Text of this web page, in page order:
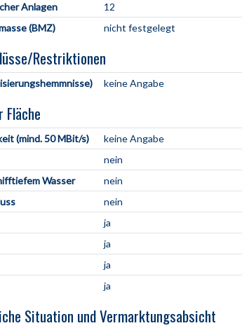
Anlagen
12
(BMZ)
nicht festgelegt
Restriktionen
keine Angabe
(mind. 50 MBit/s)
keine Angabe
nein
Wasser
nein
nein
ja
ja
ja
ja
Situation und Vermarktungsabsicht